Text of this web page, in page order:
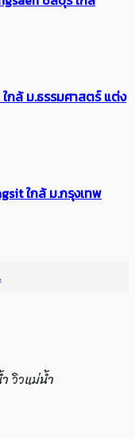
กล้ ม.ธรรมศาสตร์ แต่ง
ใกล้ ม.กรุงเทพ
วิวแม่น้ำ